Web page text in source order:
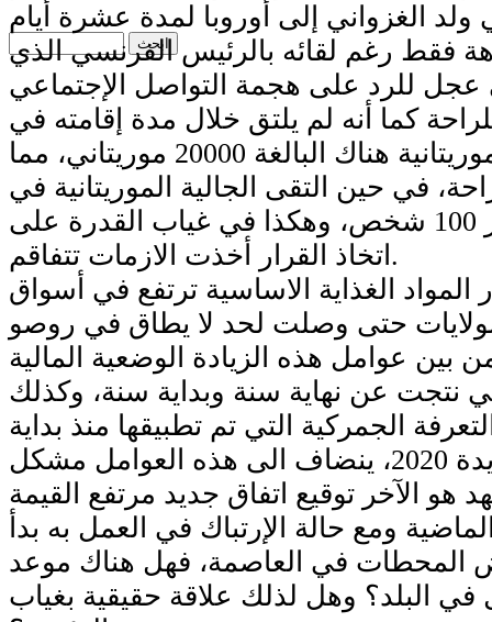
الغزواني إلى أوروبا لمدة عشرة أيام
فقط رغم لقائه بالرئيس الفرنسي الذي
عجل للرد على هجمة التواصل الإجتماعي
كما أنه لم يلتق خلال مدة إقامته في
فرنسا بالجالية الموريتانية هناك البالغة 20000 موريتاني، مما
في حين التقى الجالية الموريتانية في
بريطانيا التي لاتجاوز 100 شخص، وهكذا في غياب القدرة على
اتخاذ القرار أخذت الازمات تتفاقم.
الغذاية الاساسية ترتفع في أسواق
بين عوامل هذه الزيادة الوضعية المالية
نتجت عن نهاية سنة وبداية سنة، وكذلك
الجمركية التي تم تطبيقها منذ بداية
السنة الجديدة 2020، ينضاف الى هذه العوامل مشكل
هو الآخر توقيع اتفاق جديد مرتفع القيمة
ومع حالة الإرتباك في العمل به بدأ
المحطات في العاصمة، فهل هناك موعد
البلد؟ وهل لذلك علاقة حقيقية بغياب